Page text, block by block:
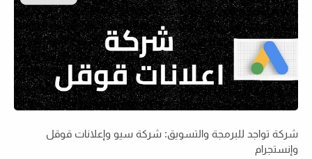
شركة تواجد للبرمجة والتسويق: شركة سيو وإعلانات قوقل
وإنستجرام